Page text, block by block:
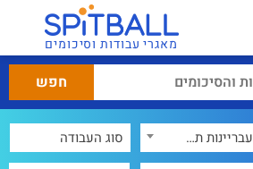
מאגרי עבודות וסיכומים
עבריינות תאגידית